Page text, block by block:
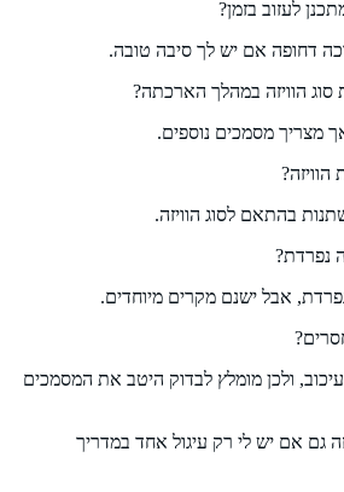
דחופה אם יש לך סיבה טובה.
מצריך מסמכים נוספים.
בהתאם לסוג הוויזה.
אבל ישנם מקרים מיוחדים.
ולכן מומלץ לבדוק היטב את המסמכים
גם אם יש לי רק עיגול אחד במדריך